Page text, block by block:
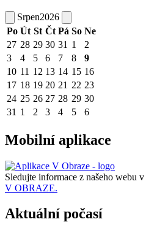
Srpen2026
Po Út St Čt Pá So Ne
27 28 29 30 31 1
2
3
4 5 6 7 8
9
10 11 12 13 14 15 16
17 18 19 20 21 22 23
24 25 26 27 28 29 30
31 1 2 3 4 5 6
Mobilní aplikace
Sledujte informace z našeho webu v
V OBRAZE.
Aktuální počasí